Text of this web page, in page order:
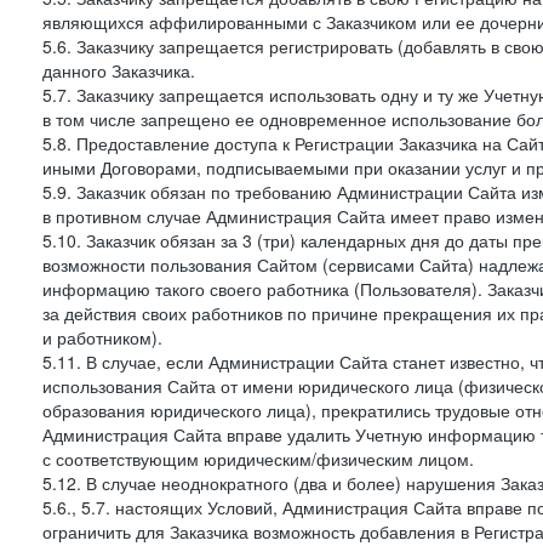
являющихся аффилированными с Заказчиком или ее
5.6. Заказчику запрещается регистрировать (добавлять в
данного Заказчика.
5.7. Заказчику запрещается использовать одну и ту же
в том числе запрещено ее одновременное использование
5.8. Предоставление доступа к Регистрации Заказчика на
иными Договорами, подписываемыми при оказании услуг и
5.9. Заказчик обязан по требованию Администрации Сайта
в противном случае Администрация Сайта имеет право
5.10. Заказчик обязан за 3 (три) календарных дня до даты
возможности пользования Сайтом (сервисами Сайта)
информацию такого своего работника (Пользователя).
за действия своих работников по причине прекращения их
и работником).
5.11. В случае, если Администрации Сайта станет
использования Сайта от имени юридического лица
образования юридического лица), прекратились трудовые
Администрация Сайта вправе удалить Учетную информацию
с соответствующим юридическим/физическим лицом.
5.12. В случае неоднократного (два и более) нарушения
5.6., 5.7. настоящих Условий, Администрация Сайта вправе
ограничить для Заказчика возможность добавления в